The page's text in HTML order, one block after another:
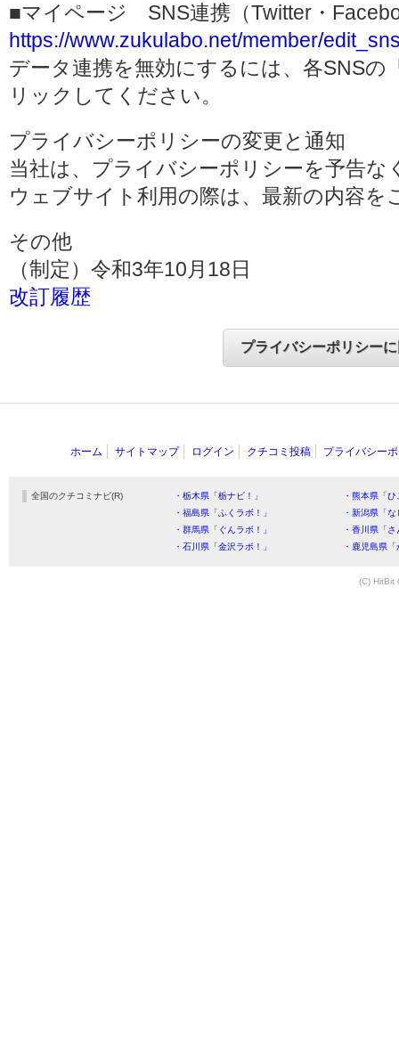
■マイページ SNS連携（Twitter・
https://www.zukulabo.net/member/
データ連携を無効にするには、各SNSの
リックしてください。
プライバシーポリシーの変更と通知
当社は、プライバシーポリシーを予告
ウェブサイト利用の際は、最新の内容を
その他
（制定）令和3年10月18日
改訂履歴
ホーム サイトマップ ログイン クチコミ投稿 プライバシー
全国のクチコミナビ(R) ・栃木県「栃ナビ！」
・熊本県「
・福島県「ふくラボ！」
・新潟県「
・群馬県「ぐんラボ！」
・香川県「
・石川県「金沢ラボ！」
・鹿児島県
(C) HitBit